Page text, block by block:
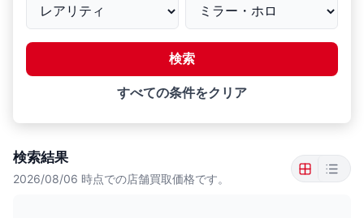
検索
すべての条件をクリア
検索結果
2026/08/06 時点での店舗買取価格です。